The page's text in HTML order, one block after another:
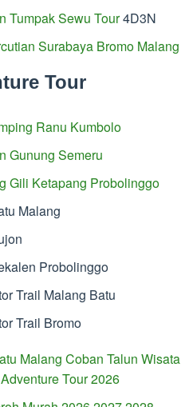
Tumpak Sewu Tour4D3N
Surabaya Bromo Malang
Tour
Ranu Kumbolo
Gunung Semeru
Gili Ketapang Probolinggo
Malang
Probolinggo
Trail Malang Batu
Trail Bromo
Malang Coban Talun Wisata
Tour 2026